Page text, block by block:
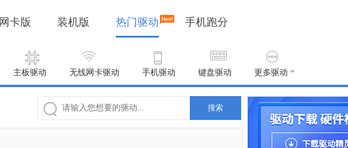
网卡版 装机版 热门驱动 手机跑分
主板驱动 无线网卡驱动 手机驱动 键盘驱动 更多驱动
搜索